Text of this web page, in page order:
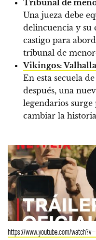
Tribunal de
Una jueza debe
delincuencia y su
castigo para
tribunal de
Vikingos: Valhalla
En esta secuela
después, una
legendarios
cambiar la
https://www.youtube.com/